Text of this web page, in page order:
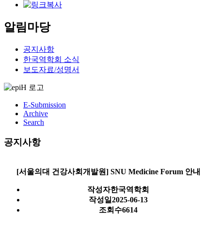
알림마당
공지사항
한국역학회 소식
보도자료/성명서
E-Submission
Archive
Search
공지사항
[서울의대 건강사회개발원] SNU Medicine Forum 안내
작성자한국역학회
작성일2025-06-13
조회수6614